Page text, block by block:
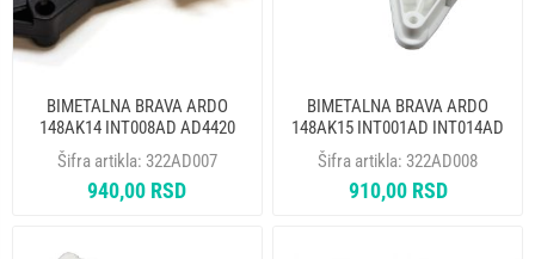
BIMETALNA BRAVA ARDO
148AK14 INT008AD AD4420
Šifra artikla: 322AD007
940,00 RSD
BIMETALNA BRAVA ARDO
148AK15 INT001AD INT014AD
AD4423 651016770
481228058043 METAFLEX ALT.
322AD012
Šifra artikla: 322AD008
910,00 RSD